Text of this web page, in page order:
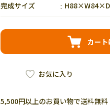
完成サイズ
カー
お気に入り
5,500円以上のお買い物で送料無料